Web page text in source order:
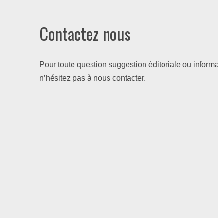
Contactez nous
Pour toute question suggestion éditoriale ou
n’hésitez pas à nous contacter.